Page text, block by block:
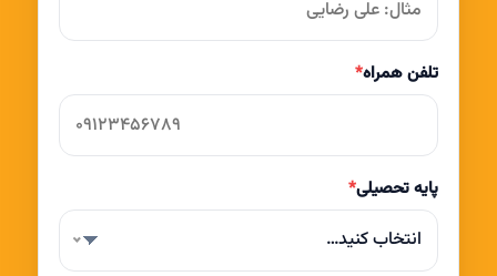
تلفن همراه*
پایه تحصیلی*
انتخاب کنید…